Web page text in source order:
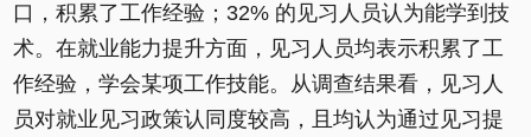
口，积累了工作经验；32% 的见习人员认为能学到技
术。在就业能力提升方面，见习人员均表示积累了工
作经验，学会某项工作技能。从调查结果看，见习人
员对就业见习政策认同度较高，且均认为通过见习提